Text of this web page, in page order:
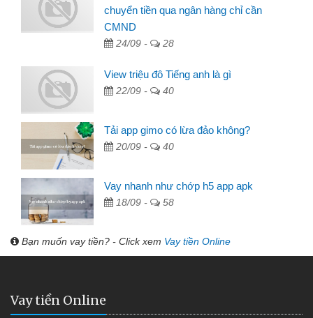
chuyển tiền qua ngân hàng chỉ cần
CMND
24/09 - 28
View triệu đô Tiếng anh là gì
22/09 - 40
Tải app gimo có lừa đảo không?
20/09 - 40
Vay nhanh như chớp h5 app apk
18/09 - 58
Bạn muốn vay tiền? - Click xem Vay tiền Online
Vay tiền Online